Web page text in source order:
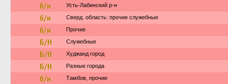
б/н Усть-Лабинский р-н
б/н Сверд. область: прочие служебные
б/н Прочие
Б/Н Служебные
Б/Н Худжанд город
Б/Н Разные города
б/н Тамбов, прочие